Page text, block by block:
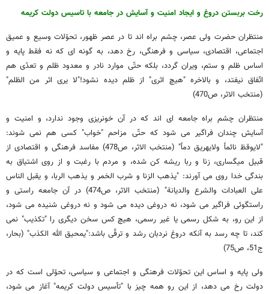
رخت بربستن دروغ و ایجاد امنیت و آسایش در جامعه با تاسیس دولت کریمه
منتظران حضرت ولی عصر، چشم براه اند تا در عصر ظهور، تحوّلات وسیع و عمیق
اجتماعی، اقتصادی، سیاسی و فرهنگی، رخ دهد، به گونه ای که نه فقط پایه و
اساس ظلم و ستم، ویران گردد، بلکه حتّی موارد نادر و معدود ظلم و تعدّی هم
اتّفاق نیفتد، و بالاخره "هیچ اثری" از ظلم دیده نشود!"لا یری اثر من الظلم"
(منتخب الاثر، ص470)
منتظران چشم براه جامعه ای اند که در آن خونریزی وجود ندارد، و امنیت و
آسایش چندان فراگیر می شود که حتّی مزاحم "خواب" کسی هم نمی شوند:
"لایوقظ نائماً ولایهریق دماً" (منتخب الاثر، ص478) مفاسد فرهنگی و اقتصادی از
قبیل میگساری، زنا و ربا ریشه کن شده، و مردم با رغبت و از روی اشتیاق به
بندگی خدا روی می آورند: "یذهب الزنا و شرب الخمر و یذهب الربا، و یقبل الناس
علی العبادات والشرع والدیانة" (منتخب الاثر، ص474) در آن جامعه راستی و
راستگوئی فراگیر می شود، نه دروغی دیده می شود و نه دروغی شنیده می شود،
از این رو، به شکل رسمی یا غیر رسمی، هیچ کس سخن دیگری را "تکذیب" نمی
کند، تا چه رسد به آنکه دروغ نردبان رشد و ترقّی باشد:"یمحیق الله الکذب" (بحار،
ج51، ص75)
ولی پایه و اساس این تحوّلات فرهنگی و اجتماعی و سیاسی، تحوّلی است که در
دولت رخ می دهد، از این رو همه چیز با "تأسیس دولت کریمه" آغاز می شود،